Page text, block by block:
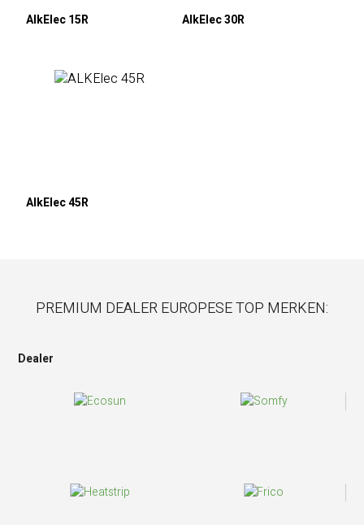
AlkElec 15R AlkElec 30R
AlkElec 45R
PREMIUM DEALER EUROPESE TOP MERKEN:
Dealer